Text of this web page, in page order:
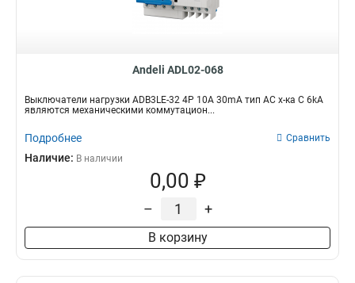
Andeli ADL02-068
Выключатели нагрузки ADB3LE-32 4P 10A 30mA тип AC х-ка С 6kA
являются механическими коммутацион...
Подробнее Сравнить
Наличие: В наличии
0,00 ₽
– +
В корзину